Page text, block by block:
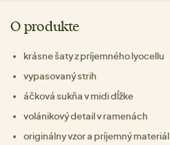
O produkte
krásne šaty z príjemného lyocellu
vypasovaný strih
áčková sukňa v midi dĺžke
volánikový detail v ramenách
originálny vzor a príjemný materiál